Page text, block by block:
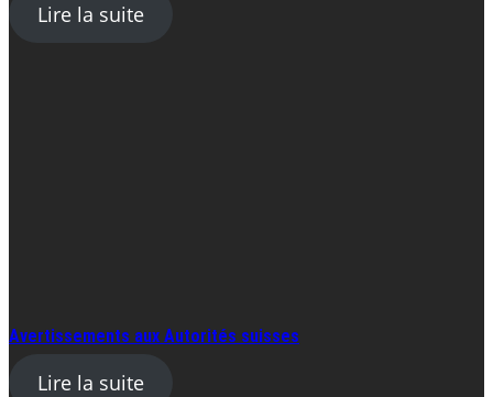
Lire la suite
Avertissements aux Autorités suisses
Lire la suite